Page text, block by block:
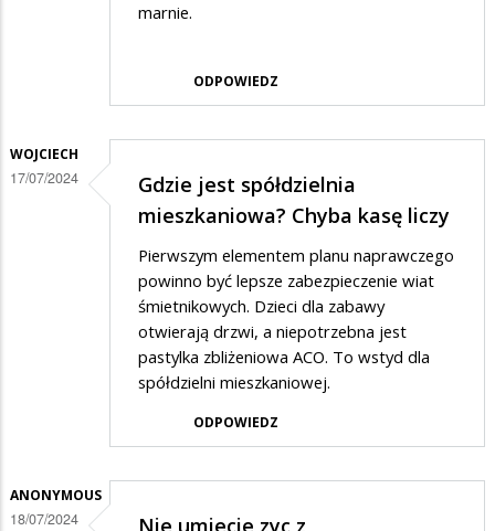
marnie.
ODPOWIEDZ
WOJCIECH
17/07/2024
Gdzie jest spółdzielnia
mieszkaniowa? Chyba kasę liczy
Pierwszym elementem planu naprawczego
powinno być lepsze zabezpieczenie wiat
śmietnikowych. Dzieci dla zabawy
otwierają drzwi, a niepotrzebna jest
pastylka zbliżeniowa ACO. To wstyd dla
spółdzielni mieszkaniowej.
ODPOWIEDZ
ANONYMOUS
18/07/2024